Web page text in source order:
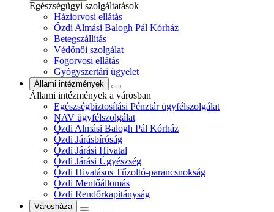
Egészségügyi szolgáltatások
Háziorvosi ellátás
Ózdi Almási Balogh Pál Kórház
Betegszállítás
Védőnői szolgálat
Fogorvosi ellátás
Gyógyszertári ügyelet
Állami intézmények
Állami intézmények a városban
Egészségbiztosítási Pénztár ügyfélszolgálat
NAV ügyfélszolgálat
Ózdi Almási Balogh Pál Kórház
Ózdi Járásbíróság
Ózdi Járási Hivatal
Ózdi Járási Ügyészség
Ózdi Hivatásos Tűzoltó-parancsnokság
Ózdi Mentőállomás
Ózdi Rendőrkapitányság
Városháza